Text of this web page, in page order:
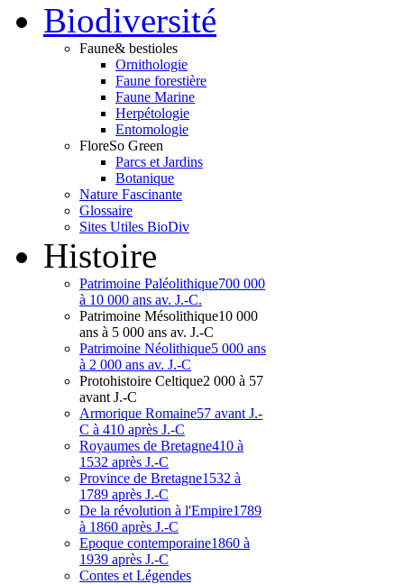
Biodiversité
Faune& bestioles
Ornithologie
Faune forestière
Faune Marine
Herpétologie
Entomologie
FloreSo Green
Parcs et Jardins
Botanique
Nature Fascinante
Glossaire
Sites Utiles BioDiv
Histoire
Patrimoine Paléolithique700 000
à 10 000 ans av. J.-C.
Patrimoine Mésolithique10 000
ans à 5 000 ans av. J.-C
Patrimoine Néolithique5 000 ans
à 2 000 ans av. J.-C
Protohistoire Celtique2 000 à 57
avant J.-C
Armorique Romaine57 avant J.-
C à 410 après J.-C
Royaumes de Bretagne410 à
1532 après J.-C
Province de Bretagne1532 à
1789 après J.-C
De la révolution à l'Empire1789
à 1860 après J.-C
Epoque contemporaine1860 à
1939 après J.-C
Contes et Légendes